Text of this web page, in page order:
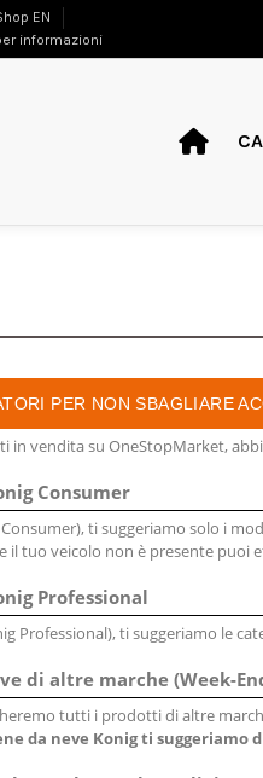
EN
informazioni
PER NON SBAGLIARE
in vendita su OneStopMarket,
Consumer
ti suggeriamo solo i
il tuo veicolo non è presente
Professional
Professional), ti suggeriamo le
di altre marche (Week-
tutti i prodotti di altre
da neve Konig ti suggeriamo